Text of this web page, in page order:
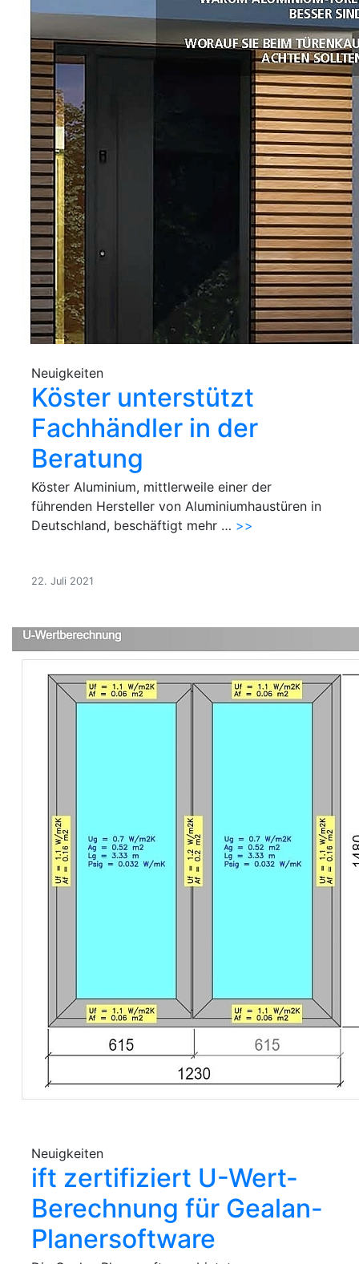
Neuigkeiten
Köster unterstützt
Fachhändler in der
Beratung
Köster Aluminium, mittlerweile einer der
führenden Hersteller von Aluminiumhaustüren in
Deutschland, beschäftigt mehr … >>
22. Juli 2021
Neuigkeiten
ift zertifiziert U-Wert-
Berechnung für Gealan-
Planersoftware